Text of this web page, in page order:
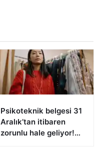
Psikoteknik belgesi 31
Aralık’tan itibaren
zorunlu hale geliyor!